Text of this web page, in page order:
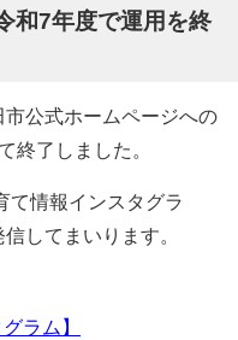
和7年度で運用を終
公式ホームページへの
終了しました。
て情報インスタグラ
してまいります。
ラム】